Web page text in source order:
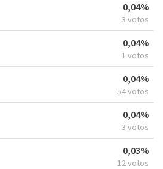
0,04%
3 votos
0,04%
1 votos
0,04%
54 votos
0,04%
3 votos
0,03%
12 votos